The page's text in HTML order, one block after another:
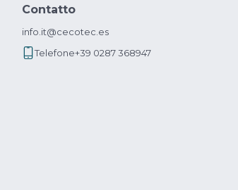
Contatto
info.it@cecotec.es
Telefone+39 0287 368947